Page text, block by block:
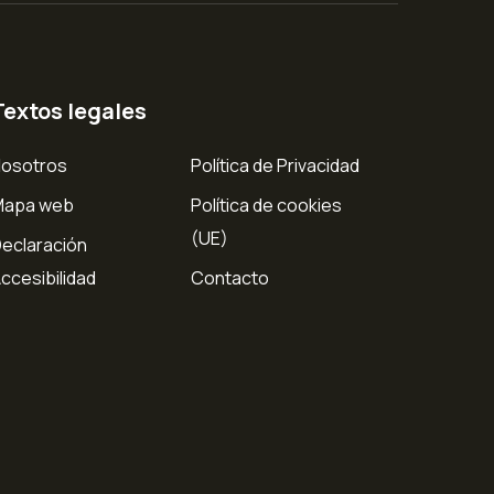
legales
web
Política de Privacidad
Política de cookies
(UE)
Contacto